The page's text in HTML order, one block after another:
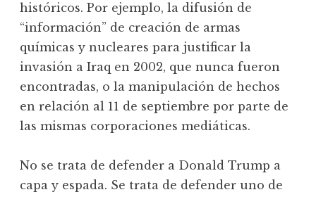
históricos. Por ejemplo, la difusión de
“información” de creación de armas
químicas y nucleares para justificar la
invasión a Iraq en 2002, que nunca fueron
encontradas, o la manipulación de hechos
en relación al 11 de septiembre por parte de
las mismas corporaciones mediáticas.
No se trata de defender a Donald Trump a
capa y espada. Se trata de defender uno de